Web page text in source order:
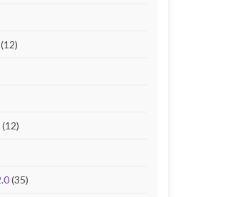
(12)
(12)
(35)